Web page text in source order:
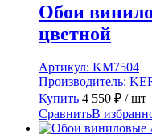
Обои
цветной
Артикул: KM7504
Производитель:
Купить 4 550 ₽ / шт
СравнитьВ